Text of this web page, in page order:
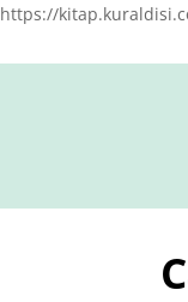
https://